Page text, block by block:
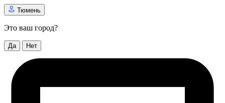
Тюмень
Это ваш город?
Да Нет